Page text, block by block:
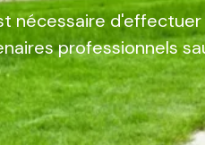
nécessaire
professionnels